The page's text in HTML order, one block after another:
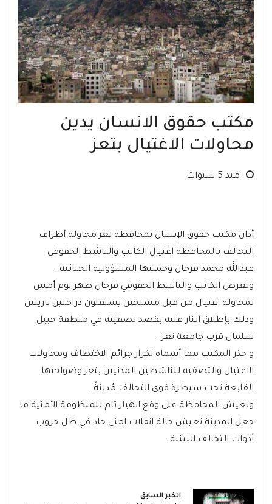
مكتب حقوق الانسان يدين
محاولات الاغتيال بتعز
منذ 5 سنوات
أدان مكتب حقوق الإنسان بمحافظة تعز محاولة أطراف
التحالف بالمحافظة اغتيال الكاتب والناشط الحقوقي
عبدالله محمد فرحان وحملتها المسؤولية الجنائية .
وتعرض الكاتب والناشط الحقوقي فرحان ظهر يوم أمس
لمحاولة اغتيال من قبل مسلحين يستقلون دراجتين ناريتين
وذلك بإطلاق النار عليه بقصد تصفيته في منطقة حبيل
سلمان قرب جامعة تعز .
و حذر المكتب مما أسماه تكرار جرائم الاختطاف ومحاولات
الاغتيال والتصفية للناشطين المدنيين بتعز وضواحيها
القابعة تحت سيطرة قوى التحالف مُدينةً .
وتعيش المحافظة على وقع انهيار تام للمنظومة الأمنية ما
جعل المدينة تعيش حالة انفلات امني حاد في ظل حروب
أدوات التحالف البينية .
الخبر السابق